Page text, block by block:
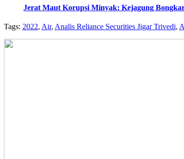
Jerat Maut Korupsi Minyak: Kejagung
Tags: 2022, Air, Analis Reliance Securities Jigar Trivedi,